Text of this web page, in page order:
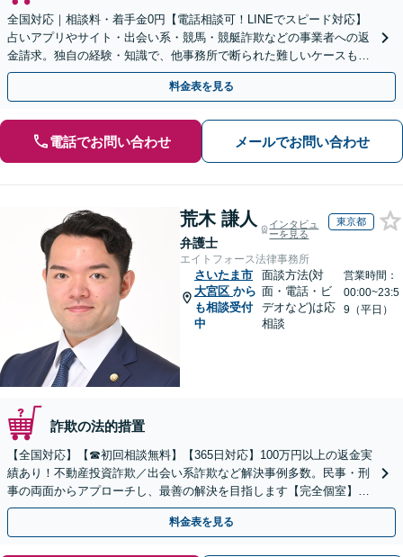
全国対応｜相談料・着手金0円【電話相談可！LINEでスピード対応】
占いアプリやサイト・出会い系・競馬・競艇詐欺などの事業者への返
金請求。独自の経験・知識で、他事務所で断られた難しいケースも解
決に導いた実績あり。まずはお気軽にご相談ください
料金表を見る
電話でお問い合わせ メールでお問い合わせ
荒木 謙人
弁護士
インタビュ
ーを見る
東京都
エイトフォース法律事務所
さいたま市
大宮区 から
も相談受付
中
面談方法(対
面・電話・ビ
デオなど)は応
相談
営業時間：
00:00~23:5
9（平日）
詐欺の法的措置
【全国対応】【☎︎初回相談無料】【365日対応】100万円以上の返金実
績あり！不動産投資詐欺／出会い系詐欺など解決事例多数。民事・刑
事の両面からアプローチし、最善の解決を目指します【完全個室】
【代々木駅3分】
料金表を見る